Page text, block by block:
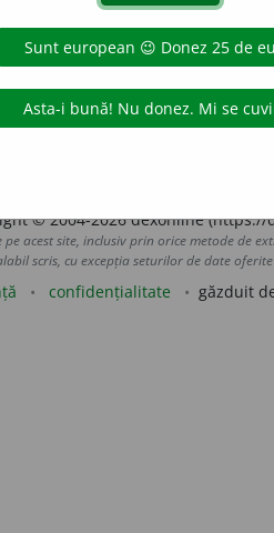
statornicit într-un loc.
cu parte activă) Parte
un transport de la partea
acțiuni
© 2004-2026 dexonline (https://
acest site, inclusiv prin orice metode de
scris, cu excepția seturilor de date
confidențialitate găzduit